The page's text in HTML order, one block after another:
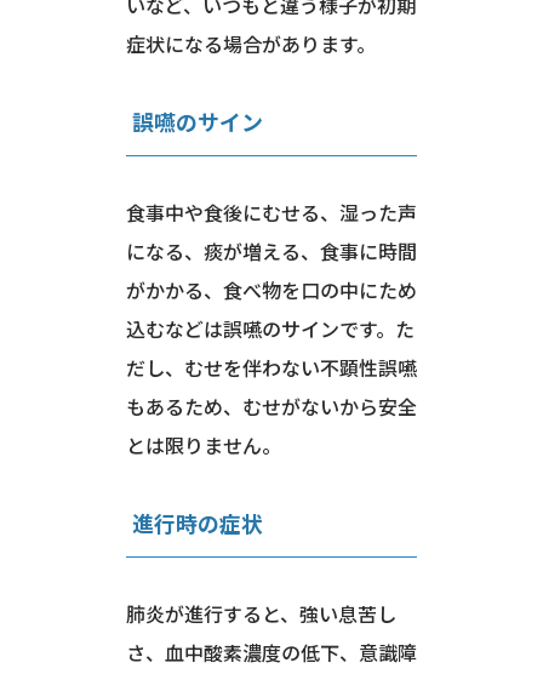
症状になる場合があります。
誤嚥のサイン
食事中や食後にむせる、湿った声
になる、痰が増える、食事に時間
がかかる、食べ物を口の中にため
込むなどは誤嚥のサインです。た
だし、むせを伴わない不顕性誤嚥
もあるため、むせがないから安全
とは限りません。
進行時の症状
肺炎が進行すると、強い息苦し
さ、血中酸素濃度の低下、意識障